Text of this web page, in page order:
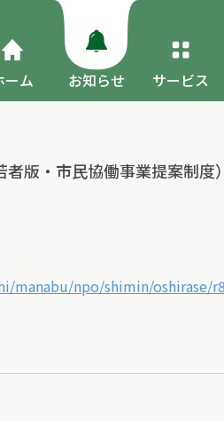
ーム お知らせ サービス
版・市民協働事業提案制度
manabu/npo/shimin/oshirase/